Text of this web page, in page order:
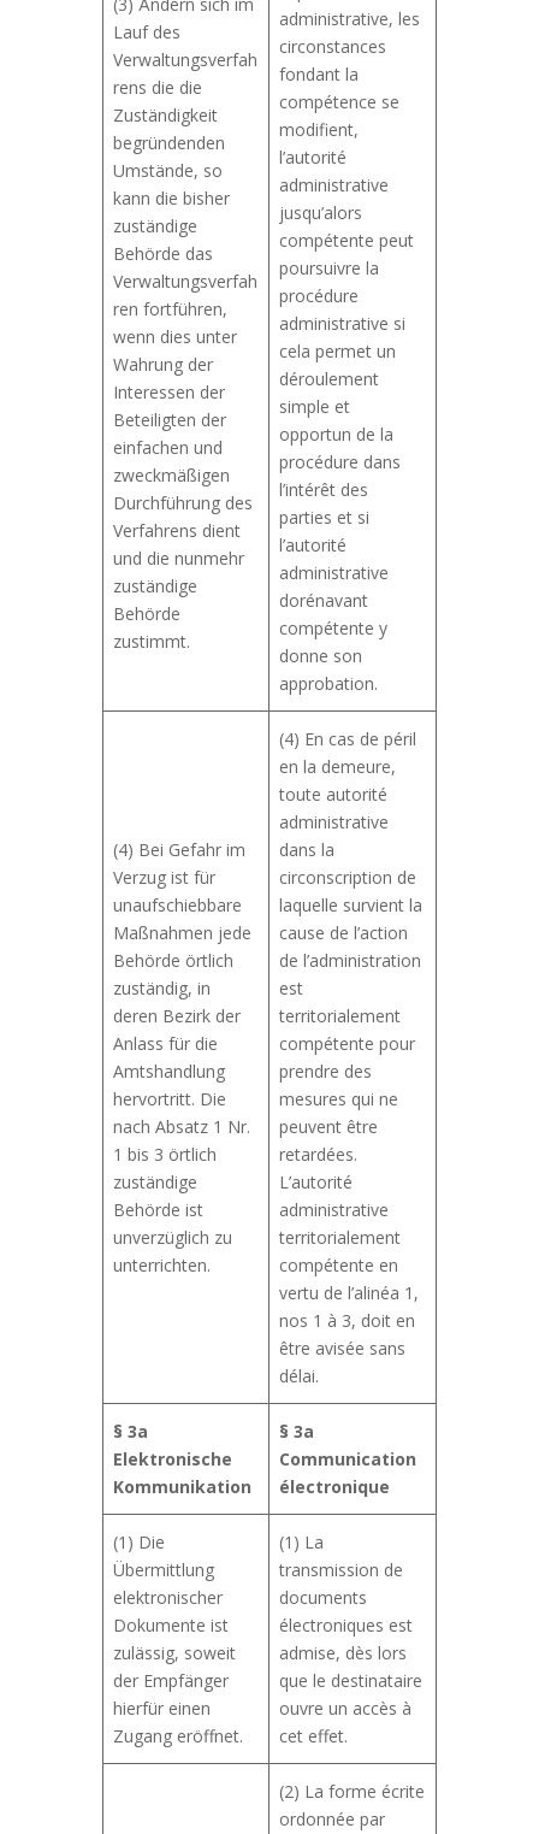
Lauf des
Verwaltungsverfah
rens die die
Zuständigkeit
begründenden
Umstände, so
kann die bisher
zuständige
Behörde das
Verwaltungsverfah
ren fortführen,
wenn dies unter
Wahrung der
Interessen der
Beteiligten der
einfachen und
zweckmäßigen
Durchführung des
Verfahrens dient
und die nunmehr
zuständige
Behörde
zustimmt.
administrative, les
circonstances
fondant la
compétence se
modifient,
l’autorité
administrative
jusqu’alors
compétente peut
poursuivre la
procédure
administrative si
cela permet un
déroulement
simple et
opportun de la
procédure dans
l’intérêt des
parties et si
l’autorité
administrative
dorénavant
compétente y
donne son
approbation.
(4) Bei Gefahr im
Verzug ist für
unaufschiebbare
Maßnahmen jede
Behörde örtlich
zuständig, in
deren Bezirk der
Anlass für die
Amtshandlung
hervortritt. Die
nach Absatz 1 Nr.
1 bis 3 örtlich
zuständige
Behörde ist
unverzüglich zu
unterrichten.
(4) En cas de péril
en la demeure,
toute autorité
administrative
dans la
circonscription de
laquelle survient la
cause de l’action
de l’administration
est
territorialement
compétente pour
prendre des
mesures qui ne
peuvent être
retardées.
L’autorité
administrative
territorialement
compétente en
vertu de l’alinéa 1,
nos 1 à 3, doit en
être avisée sans
délai.
§ 3a
Elektronische
Kommunikation
§ 3a
Communication
électronique
(1) Die
Übermittlung
elektronischer
Dokumente ist
zulässig, soweit
der Empfänger
hierfür einen
Zugang eröffnet.
(1) La
transmission de
documents
électroniques est
admise, dès lors
que le destinataire
ouvre un accès à
cet effet.
(2) La forme écrite
ordonnée par